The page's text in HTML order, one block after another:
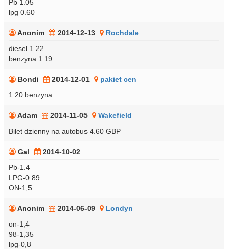
Pb 1.05
lpg 0.60
Anonim 2014-12-13
Rochdale
diesel 1.22
benzyna 1.19
Bondi 2014-12-01
pakiet cen
1.20 benzyna
Adam 2014-11-05
Wakefield
Bilet dzienny na autobus 4.60 GBP
Gal
2014-10-02
Pb-1.4
LPG-0.89
ON-1,5
Anonim 2014-06-09
Londyn
on-1,4
98-1,35
lpg-0,8